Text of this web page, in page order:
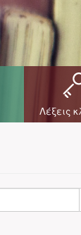
Λέξεις